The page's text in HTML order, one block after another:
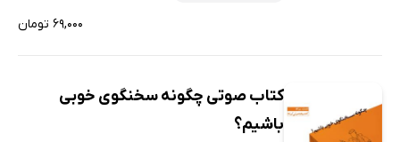
۶۹,۰۰۰ تومان
کتاب صوتی چگونه سخنگوی خوبی
باشیم؟